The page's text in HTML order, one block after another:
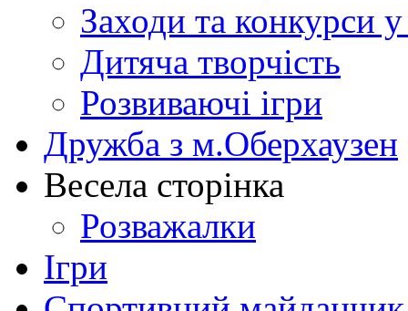
Заходи та конкурси у
Дитяча творчість
Розвиваючі ігри
Дружба з м.Оберхаузен
Весела сторінка
Розважалки
Ігри